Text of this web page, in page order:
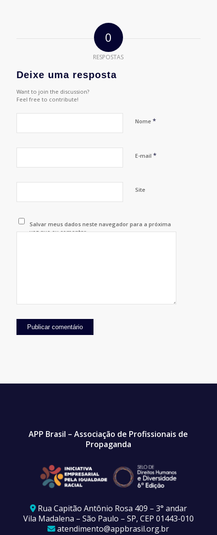
0
RESPOSTAS
Deixe uma resposta
Want to join the discussion?
Feel free to contribute!
Nome *
E-mail *
Site
Salvar meus dados neste navegador para a próxima
vez que eu comentar.
APP Brasil – Associação de Profissionais de
Propaganda
Rua Capitão Antônio Rosa 409 – 3° andar
Vila Madalena – São Paulo – SP, CEP 01443-010
atendimento@appbrasil.org.br